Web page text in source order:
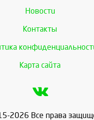
Новости
Контакты
Карта сайта
2026 Все права